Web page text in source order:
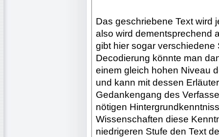
Das geschriebene Text wird
also wird dementsprechend
gibt hier sogar
Decodierung könnte man
einem gleich hohen Niveau
und kann mit dessen
Gedankengang des
nötigen
Wissenschaften diese
niedrigeren Stufe den Text